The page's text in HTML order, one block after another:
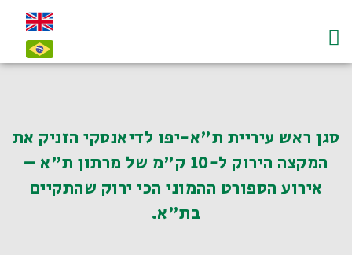
סגן ראש עיריית ת"א-יפו לדיאנסקי הזניק את
המקצה הירוק ל-10 ק"מ של מרתון ת"א –
אירוע הספורט ההמוני הכי ירוק שהתקיים
בת"א.